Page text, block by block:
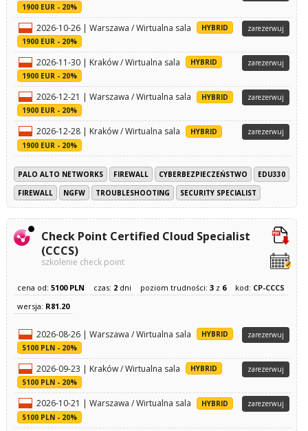
1900 EUR - 20%
2026-10-26 | Warszawa / Wirtualna sala
HYBRID
1900 EUR - 20%
zarezerwuj
2026-11-30 | Kraków / Wirtualna sala
HYBRID
1900 EUR - 20%
zarezerwuj
2026-12-21 | Warszawa / Wirtualna sala
HYBRID
1900 EUR - 20%
zarezerwuj
2026-12-28 | Kraków / Wirtualna sala
HYBRID
1900 EUR - 20%
zarezerwuj
PALO ALTO NETWORKS FIREWALL CYBERBEZPIECZEŃSTWO
EDU330
FIREWALL
NGFW TROUBLESHOOTING SECURITY SPECIALIST
Check Point Certified Cloud Specialist
(CCCS)
szkolenie check point
cena od: 5100 PLN czas: 2dni poziom trudności: 3z 6 kod: CP-CCCS
wersja: R81.20
2026-08-26 | Warszawa / Wirtualna sala
HYBRID
5100 PLN - 20%
zarezerwuj
2026-09-23 | Kraków / Wirtualna sala
HYBRID
5100 PLN - 20%
zarezerwuj
2026-10-21 | Warszawa / Wirtualna sala
HYBRID
5100 PLN - 20%
zarezerwuj